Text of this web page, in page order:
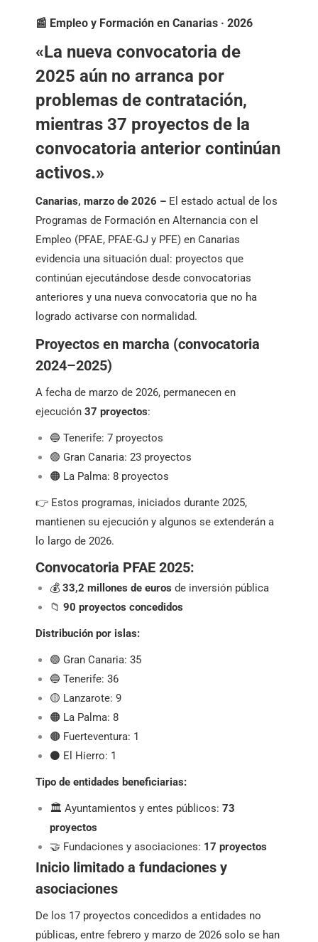
📰 Empleo y Formación en Canarias · 2026
«La nueva convocatoria de
2025 aún no arranca por
problemas de contratación,
mientras 37 proyectos de la
convocatoria anterior continúan
activos.»
Canarias, marzo de 2026 – El estado actual de los
Programas de Formación en Alternancia con el
Empleo (PFAE, PFAE-GJ y PFE) en Canarias
evidencia una situación dual: proyectos que
continúan ejecutándose desde convocatorias
anteriores y una nueva convocatoria que no ha
logrado activarse con normalidad.
Proyectos en marcha (convocatoria
2024–2025)
A fecha de marzo de 2026, permanecen en
ejecución 37 proyectos:
🔵 Tenerife: 7 proyectos
🟢 Gran Canaria: 23 proyectos
🟠 La Palma: 8 proyectos
👉 Estos programas, iniciados durante 2025,
mantienen su ejecución y algunos se extenderán a
lo largo de 2026.
Convocatoria PFAE 2025:
💰 33,2 millones de euros de inversión pública
📁 90 proyectos concedidos
Distribución por islas:
🟢 Gran Canaria: 35
🔵 Tenerife: 36
🟡 Lanzarote: 9
🟠 La Palma: 8
🟤 Fuerteventura: 1
⚫ El Hierro: 1
Tipo de entidades beneficiarias:
🏛️ Ayuntamientos y entes públicos: 73
proyectos
🤝 Fundaciones y asociaciones: 17 proyectos
Inicio limitado a fundaciones y
asociaciones
De los 17 proyectos concedidos a entidades no
públicas, entre febrero y marzo de 2026 solo se han